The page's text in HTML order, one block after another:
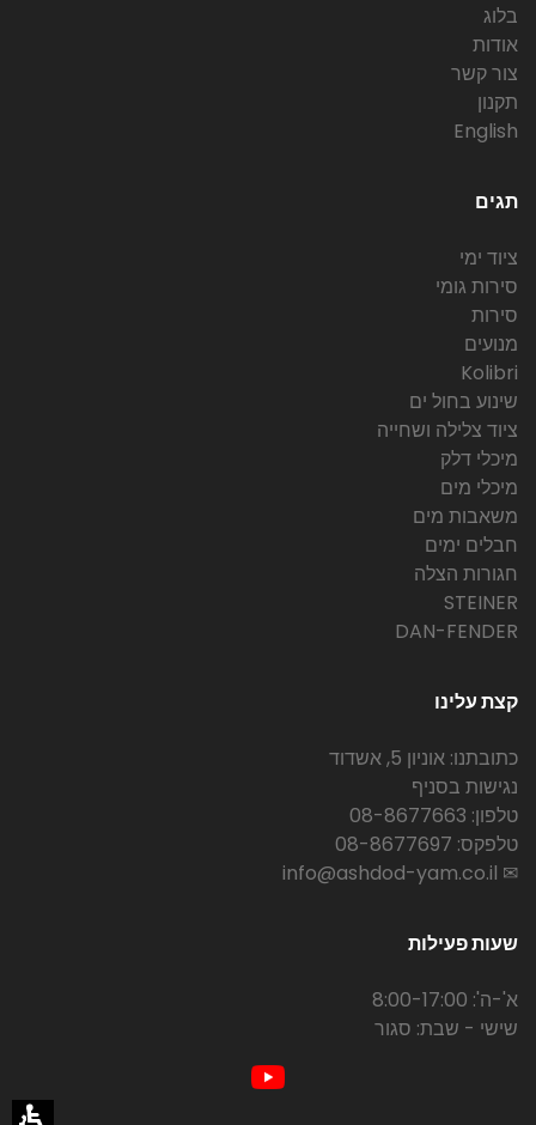
בלוג
אודות
צור קשר
תקנון
English
תגים
ציוד ימי
סירות גומי
סירות
מנועים
Kolibri
שינוע בחול ים
ציוד צלילה ושחייה
מיכלי דלק
מיכלי מים
משאבות מים
חבלים ימים
חגורות הצלה
STEINER
DAN-FENDER
קצת עלינו
כתובתנו: אוניון 5, אשדוד
נגישות בסניף
טלפון: 08-8677663
טלפקס: 08-8677697
✉ info@ashdod-yam.co.il
שעות פעילות
א'-ה': 8:00-17:00
שישי - שבת: סגור